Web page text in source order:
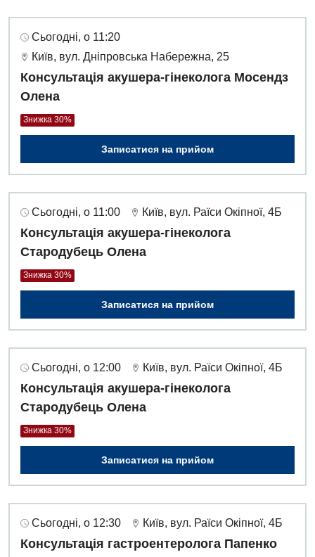
Дієтологія
Ендокринологія
Кардіологія
Мамологія
Медична психологія
Неврологія
Нейрохірургія
Онкологічне відділлення
Оториноларингологія
Офтальмологічне відділення
Педіатричне відділення
Пульмонологія
Ревматологія
Судинна хірургія
Терапевтичне відділення
Терапія
Травматологічне відділення
Сьогодні, о 11:20
Київ, вул. Дніпровська Набережна, 25
Консультація акушера-гінеколога Мосендз
Олена
Знижка 30%
Записатися на прийом
Сьогодні, о 11:00 Київ, вул. Раїси Окіпної, 4Б
Консультація акушера-гінеколога
Стародубець Олена
Знижка 30%
Записатися на прийом
Сьогодні, о 12:00 Київ, вул. Раїси Окіпної, 4Б
Консультація акушера-гінеколога
Стародубець Олена
Знижка 30%
Записатися на прийом
Сьогодні, о 12:30 Київ, вул. Раїси Окіпної, 4Б
Консультація гастроентеролога Папенко